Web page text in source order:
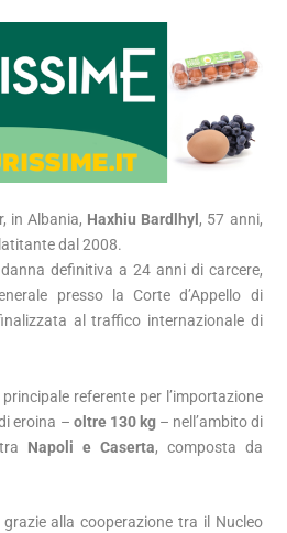
in Albania, Haxhiu Bardlhyl , 57 anni,
dal 2008.
definitiva a 24 anni di carcere,
presso la Corte d’Appello di
al traffico internazionale di
referente per l’importazione
eroina – oltre 130 kg– nell’ambito di
Napoli e Caserta, composta da
alla cooperazione tra il Nucleo